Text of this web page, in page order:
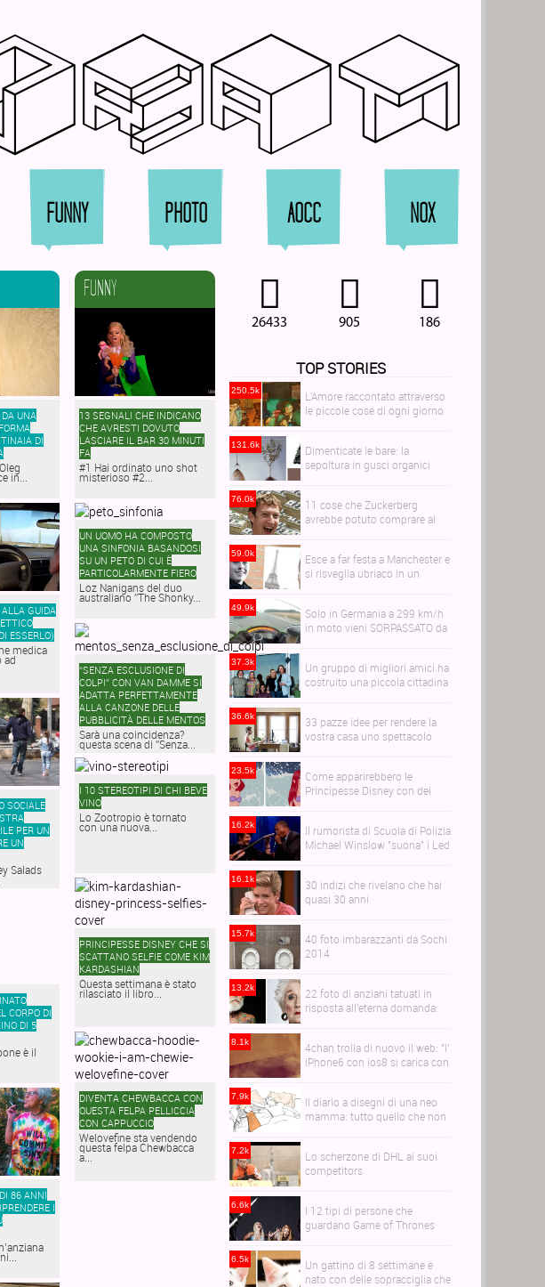
FUNNY PHOTO AOCC NOX
26433 905 186
TOP STORIES
L'Amore raccontato attraverso
le piccole cose di ogni giorno
250.5k
Dimenticate le bare: la
sepoltura in gusci organici
131.6k
11 cose che Zuckerberg
avrebbe potuto comprare al
76.0k
Esce a far festa a Manchester e
si risveglia ubriaco in un
59.0k
Solo in Germania a 299 km/h
in moto vieni SORPASSATO da
49.9k
Un gruppo di migliori amici ha
costruito una piccola cittadina
37.3k
33 pazze idee per rendere la
vostra casa uno spettacolo
36.6k
Come apparirebbero le
Principesse Disney con dei
23.5k
Il rumorista di Scuola di Polizia
Michael Winslow "suona" i Led
16.2k
30 indizi che rivelano che hai
quasi 30 anni
16.1k
40 foto imbarazzanti da Sochi
2014
15.7k
22 foto di anziani tatuati in
risposta all'eterna domanda:
13.2k
4chan trolla di nuovo il web: "l'
iPhone6 con ios8 si carica con
8.1k
Il diario a disegni di una neo
mamma: tutto quello che non
7.9k
Lo scherzone di DHL ai suoi
competitors
7.2k
I 12 tipi di persone che
guardano Game of Thrones
6.6k
Un gattino di 8 settimane è
nato con delle sopracciglia che
6.5k
UNA
DI
in...
GUIDA
ESSERLO)
medica
ad
SOCIALE
PER UN
UN
Salads
CORPO DI
DI 5
è il
86 ANNI
I
FUNNY
13 SEGNALI CHE INDICANO
CHE AVRESTI DOVUTO
LASCIARE IL BAR 30 MINUTI
FA
#1 Hai ordinato uno shot
misterioso #2...
UN UOMO HA COMPOSTO
UNA SINFONIA BASANDOSI
SU UN PETO DI CUI È
PARTICOLARMENTE FIERO
Loz Nanigans del duo
australiano ”The Shonky...
“SENZA ESCLUSIONE DI
COLPI” CON VAN DAMME SI
ADATTA PERFETTAMENTE
ALLA CANZONE DELLE
PUBBLICITÀ DELLE MENTOS
Sarà una coincidenza?
questa scena di ”Senza...
I 10 STEREOTIPI DI CHI BEVE
VINO
Lo Zootropio è tornato
con una nuova...
PRINCIPESSE DISNEY CHE SI
SCATTANO SELFIE COME KIM
KARDASHIAN
Questa settimana è stato
rilasciato il libro...
DIVENTA CHEWBACCA CON
QUESTA FELPA PELLICCIA
CON CAPPUCCIO
Welovefine sta vendendo
questa felpa Chewbacca
a...